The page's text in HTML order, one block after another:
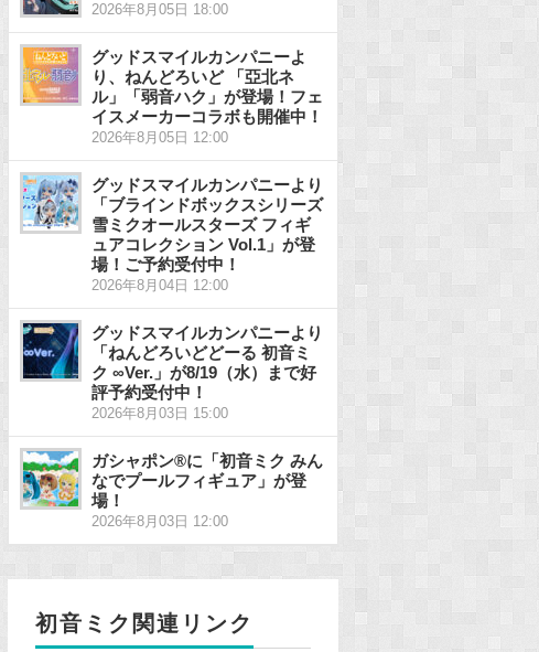
2026年8月05日 18:00
グッドスマイルカンパニーよ
り、ねんどろいど 「亞北ネ
ル」「弱音ハク」が登場！フェ
イスメーカーコラボも開催中！
2026年8月05日 12:00
グッドスマイルカンパニーより
「ブラインドボックスシリーズ
雪ミクオールスターズ フィギ
ュアコレクション Vol.1」が登
場！ご予約受付中！
2026年8月04日 12:00
グッドスマイルカンパニーより
「ねんどろいどどーる 初音ミ
ク ∞Ver.」が8/19（水）まで好
評予約受付中！
2026年8月03日 15:00
ガシャポン®に「初音ミク みん
なでプールフィギュア」が登
場！
2026年8月03日 12:00
初音ミク関連リンク